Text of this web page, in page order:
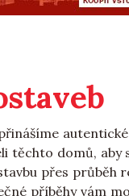
domů, aby
přes průběh
příběhy vám